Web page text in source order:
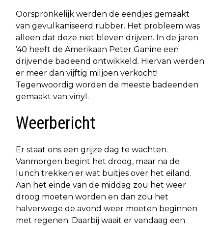
Oorspronkelijk werden de eendjes gemaakt
van gevulkaniseerd rubber. Het probleem was
alleen dat deze niet bleven drijven. In de jaren
’40 heeft de Amerikaan Peter Ganine een
drijvende badeend ontwikkeld. Hiervan werden
er meer dan vijftig miljoen verkocht!
Tegenwoordig worden de meeste badeenden
gemaakt van vinyl.
Weerbericht
Er staat ons een grijze dag te wachten.
Vanmorgen begint het droog, maar na de
lunch trekken er wat buitjes over het eiland.
Aan het einde van de middag zou het weer
droog moeten worden en dan zou het
halverwege de avond weer moeten beginnen
met regenen. Daarbij waait er vandaag een